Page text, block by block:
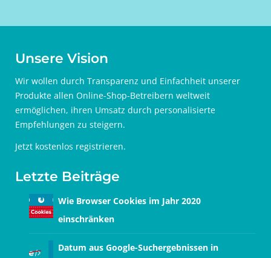
Unsere Vision
Wir wollen durch Transparenz und Einfachheit unserer
Produkte allen Online-Shop-Betreibern weltweit
ermöglichen, ihren Umsatz durch personalisierte
Empfehlungen zu steigern.
Jetzt kostenlos registrieren.
Letzte Beiträge
Wie Browser Cookies im Jahr 2020
einschränken
Datum aus Google-Suchergebnissen in